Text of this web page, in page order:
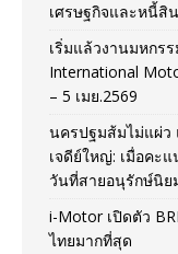
เศรษฐกิจและหนี้สิ
เริ่มแล้วงานมหกร
International
– 5 เมย.2569
นครปฐมส้มไม่แผ่ว
เจดีย์ใหญ่: เมื่อคะแ
วันที่สายอนุรักษ์นิย
i-Motor เปิดตัว
ไทยมากที่สุด